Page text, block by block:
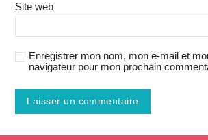
Site web
Enregistrer mon nom, mon e-mail et
navigateur pour mon prochain